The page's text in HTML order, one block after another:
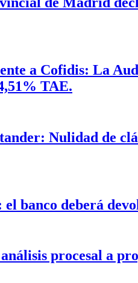
a Cofidis: La
TAE.
Nulidad de
banco deberá
procesal a